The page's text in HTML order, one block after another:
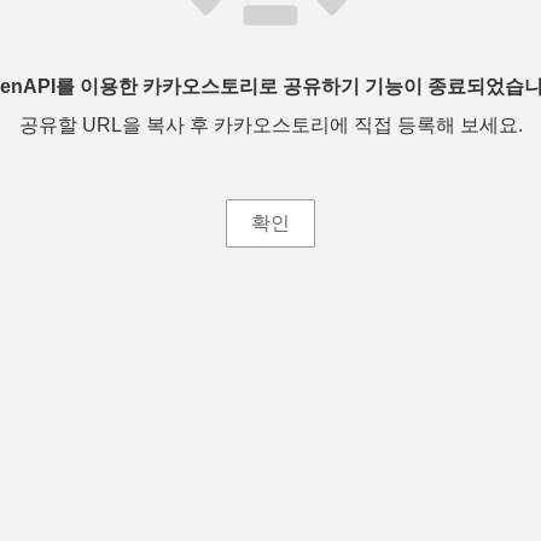
를 이용한 카카오스토리로 공유하기 기능이 종료되었습
공유할 URL을 복사 후 카카오스토리에 직접 등록해 보세요.
확인